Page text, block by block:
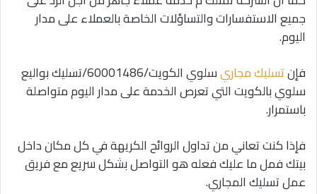
جميع الاستفسارات والتساؤلات الخاصة بالعملاء على مدار
اليوم.
فإنتسليك مجاري
سلوي الكويت/60001486/تسليك بواليع
سلوي بالكويت التي تعرص الخدمة على مدار اليوم متواصلة
باستمرار.
فإذا كنت تعاني من تداول الروائح الكريهة في كل مكان داخل
بيتك فمل ما عليك فعله هو التواصل بشكل سريع مع فريق
عمل تسليك المجاري.